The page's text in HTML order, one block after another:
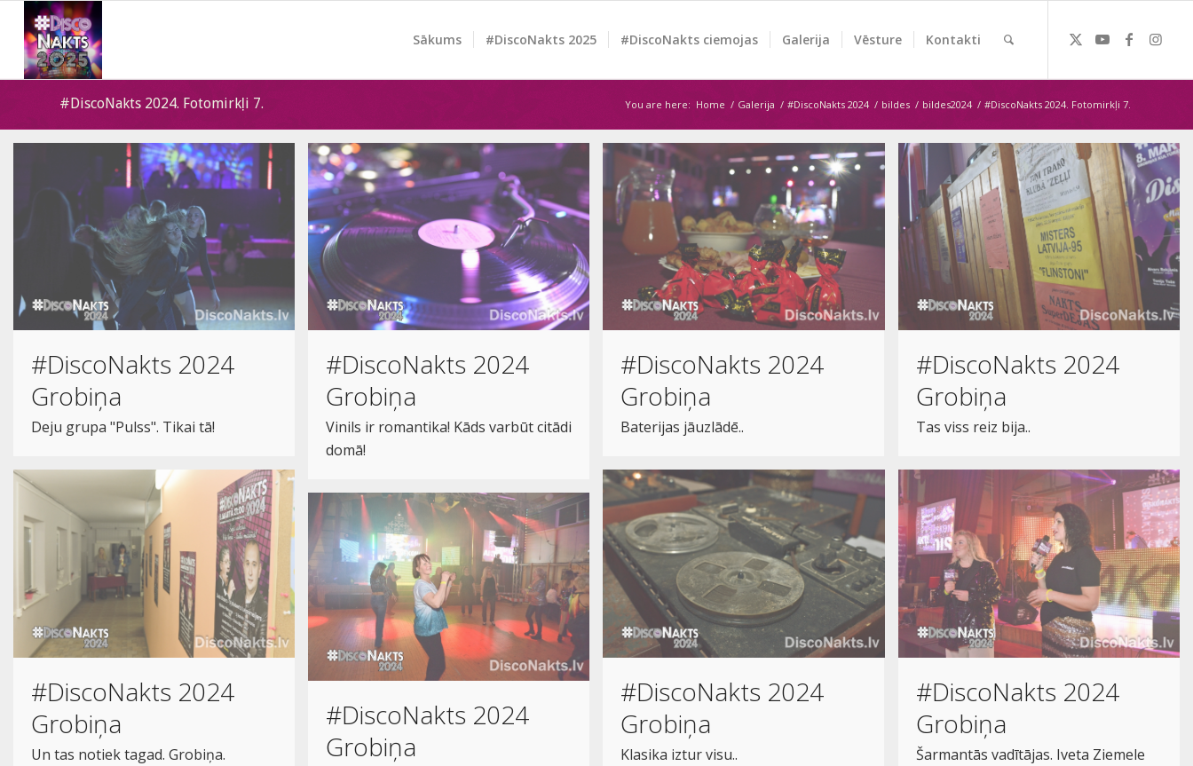
Sākums #DiscoNakts 2025 #DiscoNakts ciemojas Galerija Vēsture Kontakti
#DiscoNakts 2024. Fotomirkļi 7. You are here: Home / Galerija / #DiscoNakts 2024 / bildes / bildes2024 / #DiscoNakts 2024. Fotomirkļi 7.
#DiscoNakts 2024
Grobiņa
Deju grupa "Pulss". Tikai tā!
#DiscoNakts 2024
Grobiņa
Vinils ir romantika! Kāds varbūt citādi
domā!
#DiscoNakts 2024
Grobiņa
Baterijas jāuzlādē..
#DiscoNakts 2024
Grobiņa
Tas viss reiz bija..
#DiscoNakts 2024
Grobiņa
Un tas notiek tagad. Grobiņa.
#DiscoNakts 2024
Grobiņa
Klasika iztur visu..
#DiscoNakts 2024
Grobiņa
Šarmantās vadītājas. Iveta Ziemele
#DiscoNakts 2024
Grobiņa